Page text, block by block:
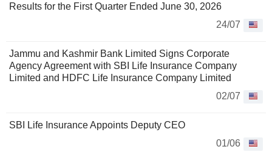
Results for the First Quarter Ended June 30, 2026
24/07
Jammu and Kashmir Bank Limited Signs Corporate
Agency Agreement with SBI Life Insurance Company
Limited and HDFC Life Insurance Company Limited
02/07
SBI Life Insurance Appoints Deputy CEO
01/06